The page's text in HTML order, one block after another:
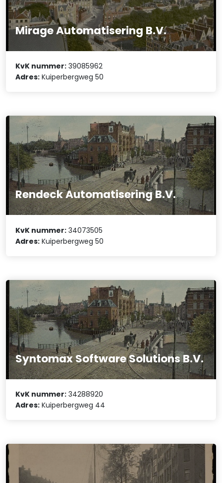
Mirage Automatisering B.V.
KvK nummer: 39085962
Adres: Kuiperbergweg 50
Rendeck Automatisering B.V.
KvK nummer: 34073505
Adres: Kuiperbergweg 50
Syntomax Software Solutions B.V.
KvK nummer: 34288920
Adres: Kuiperbergweg 44